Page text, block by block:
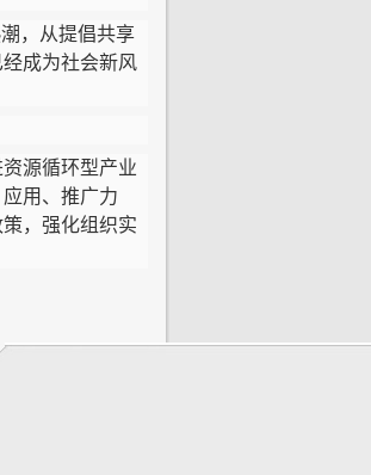
，从提倡共享
成为社会新风
源循环型产业
用、推广力
，强化组织实